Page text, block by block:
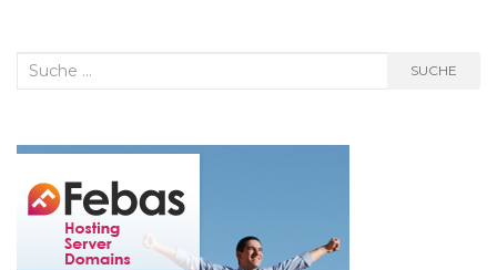
Suche
SUCHE